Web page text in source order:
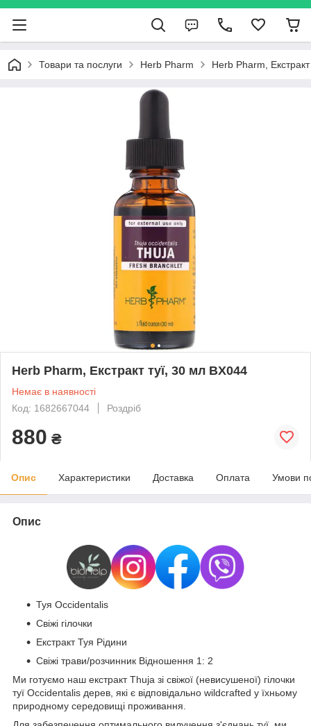
Товари та послуги Herb Pharm Herb Pharm,
Herb Pharm, Екстракт туї, 30 мл BX044
Немає в наявності
Код: 1682667044
Роздріб
880 ₴
Опис Характеристики Доставка Оплата Умови
Опис
Туя Occidentalis
Свіжі гілочки
Екстракт Туя Рідини
Свіжі трави/розчинник Відношення 1: 2
Ми готуємо наш екстракт Thuja зі свіжої (невисушеної) гілочки
туї Occidentalis дерев, які є відповідально wildcrafted у їхньому
природному середовищі проживання.